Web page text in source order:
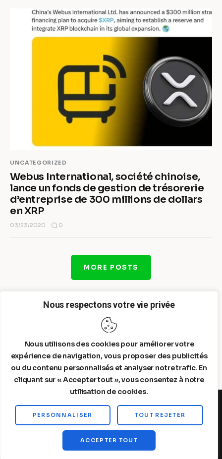
Nous respectons votre vie privée
Nous utilisons des cookies pour améliorer votre
expérience de navigation, vous proposer des publicités
ou du contenu personnalisés et analyser notre trafic. En
cliquant sur « Accepter tout », vous consentez à notre
utilisation de cookies.
PERSONNALISER TOUT REJETER
ACCEPTER TOUT
UNCATEGORIZED
Webus International, société chinoise,
lance un fonds de gestion de trésorerie
d’entreprise de 300 millions de dollars
en XRP
03/23/2020 0
MORE POSTS
Steelldy© 2026. All Rights Reserved.